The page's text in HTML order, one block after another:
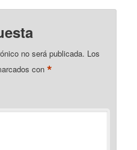
no será publicada. Los
con*